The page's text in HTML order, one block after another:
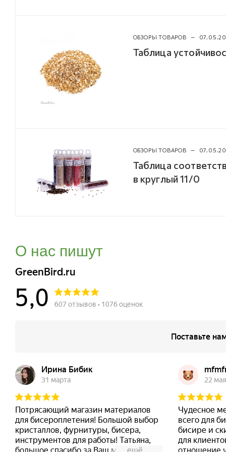
ОБЗОРЫ ТОВАРОВ —
Таблица
ОБЗОРЫ ТОВАРОВ —
Таблица
в круглый 11/0
О нас пишут